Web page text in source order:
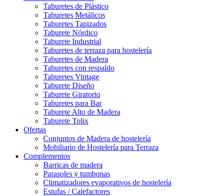
Taburetes de Plástico
Taburetes Metálicos
Taburetes Tapizados
Taburete Nórdico
Taburete Industrial
Taburetes de terraza para hostelería
Taburetes de Madera
Taburetes con respaldo
Taburetes Vintage
Taburete Diseño
Taburete Giratorio
Taburetes para Bar
Taburete Alto de Madera
Taburete Tolix
Ofertas
Conjuntos de Madera de hostelería
Mobiliario de Hostelería para Terraza
Complementos
Barricas de madera
Parasoles y tumbonas
Climatizadores evaporativos de hostelería
Estufas / Calefactores